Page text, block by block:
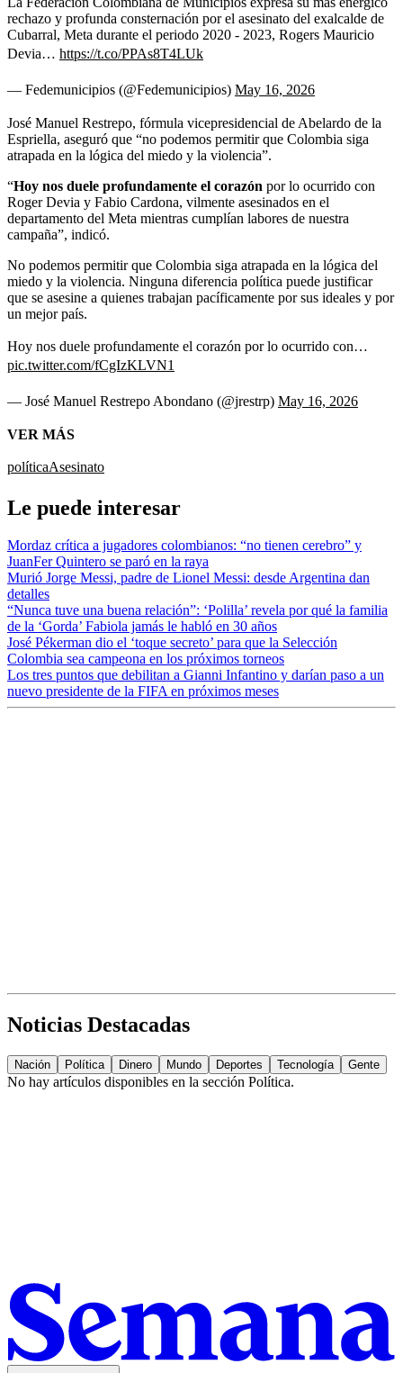
rechazo y profunda consternación por el asesinato del exalcalde de
Cubarral, Meta durante el periodo 2020 - 2023, Rogers Mauricio
Devia… https://t.co/PPAs8T4LUk
— Fedemunicipios (@Fedemunicipios) May 16, 2026
José Manuel Restrepo, fórmula vicepresidencial de Abelardo de la
Espriella, aseguró que “no podemos permitir que Colombia siga
atrapada en la lógica del miedo y la violencia”.
“Hoy nos duele profundamente el corazón por lo ocurrido con
Roger Devia y Fabio Cardona, vilmente asesinados en el
departamento del Meta mientras cumplían labores de nuestra
campaña”, indicó.
No podemos permitir que Colombia siga atrapada en la lógica del
miedo y la violencia. Ninguna diferencia política puede justificar
que se asesine a quienes trabajan pacíficamente por sus ideales y por
un mejor país.
Hoy nos duele profundamente el corazón por lo ocurrido con…
pic.twitter.com/fCgIzKLVN1
— José Manuel Restrepo Abondano (@jrestrp) May 16, 2026
VER MÁS
políticaAsesinato
Le puede interesar
Mordaz crítica a jugadores colombianos: “no tienen cerebro” y
JuanFer Quintero se paró en la raya
Murió Jorge Messi, padre de Lionel Messi: desde Argentina dan
detalles
“Nunca tuve una buena relación”: ‘Polilla’ revela por qué la familia
de la ‘Gorda’ Fabiola jamás le habló en 30 años
José Pékerman dio el ‘toque secreto’ para que la Selección
Colombia sea campeona en los próximos torneos
Los tres puntos que debilitan a Gianni Infantino y darían paso a un
nuevo presidente de la FIFA en próximos meses
Noticias Destacadas
Nación Política Dinero Mundo Deportes Tecnología Gente
No hay artículos disponibles en la sección Política.